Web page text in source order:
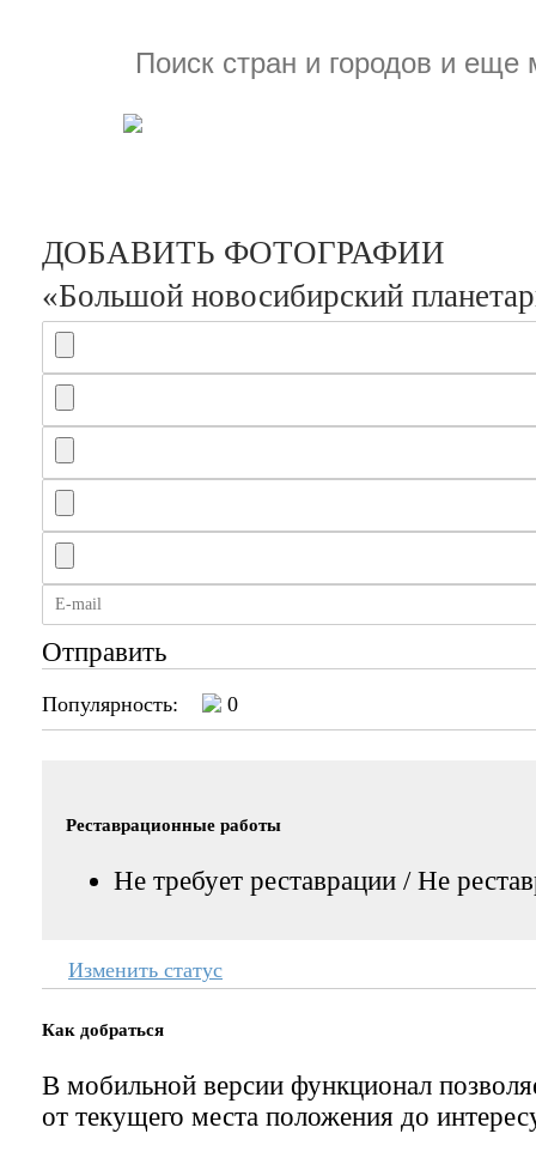
ДОБАВИТЬ ФОТОГРАФИИ
«Большой новосибирский
Отправить
Популярность: 0
Реставрационные работы
Не требует реставрации / Не
Изменить статус
Как добраться
В мобильной версии функционал
от текущего места положения до